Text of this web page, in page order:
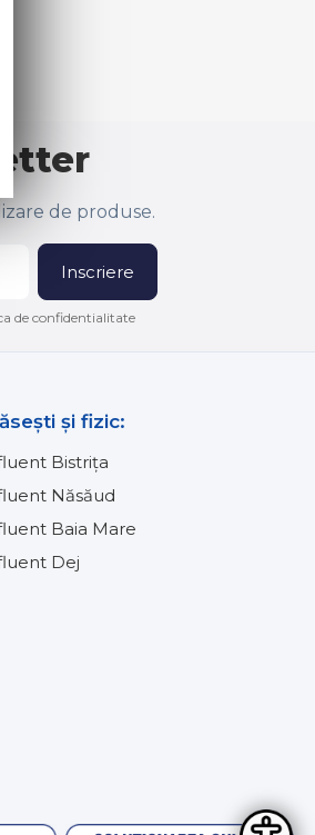
de produse.
Inscriere
de confidentialitate
și fizic:
Bistrița
Năsăud
Baia Mare
Dej